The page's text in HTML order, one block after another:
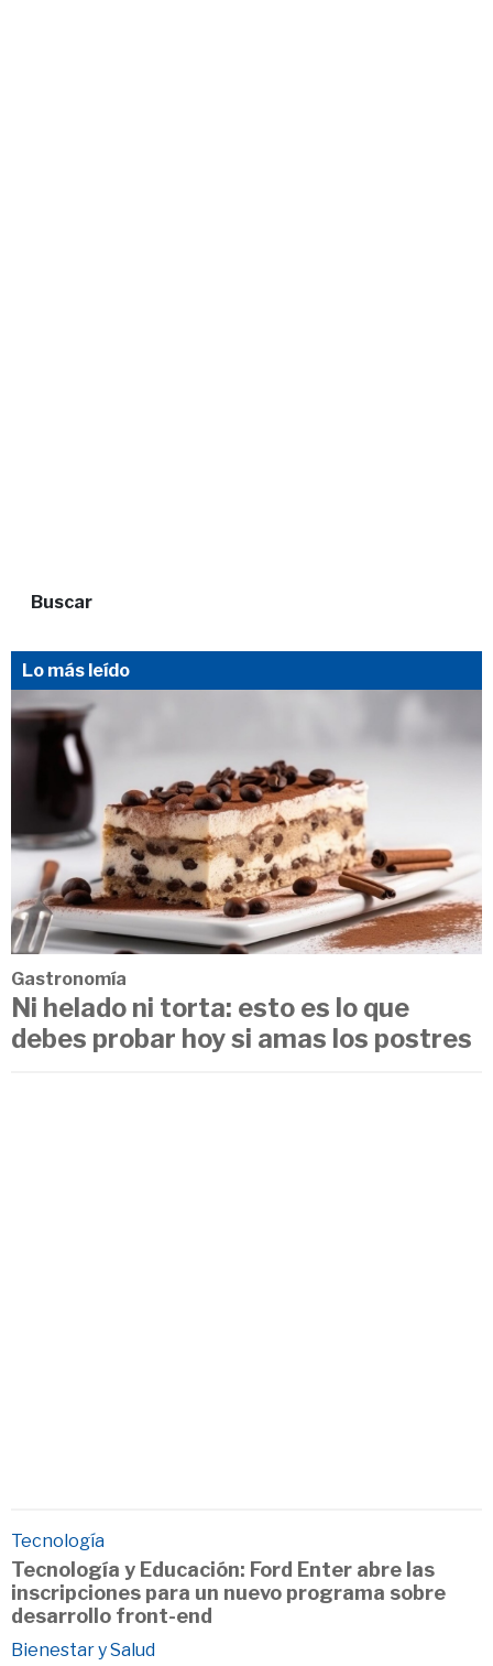
Buscar
Lo más leído
Gastronomía
Ni helado ni torta: esto es lo que
debes probar hoy si amas los postres
Tecnología
Tecnología y Educación: Ford Enter abre las
inscripciones para un nuevo programa sobre
desarrollo front-end
Bienestar y Salud